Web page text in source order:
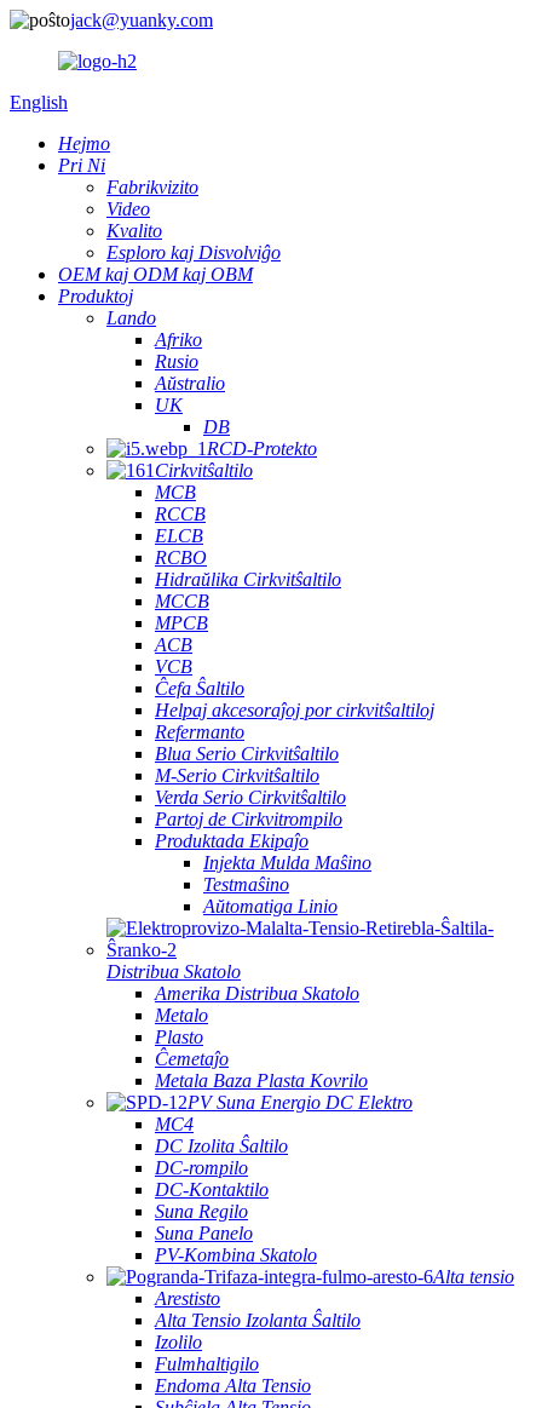
jack@yuanky.com
English
Hejmo
Pri Ni
Fabrikvizito
Video
Kvalito
Esploro kaj Disvolviĝo
OEM kaj ODM kaj OBM
Produktoj
Lando
Afriko
Rusio
Aŭstralio
UK
DB
RCD-Protekto
Cirkvitŝaltilo
MCB
RCCB
ELCB
RCBO
Hidraŭlika Cirkvitŝaltilo
MCCB
MPCB
ACB
VCB
Ĉefa Ŝaltilo
Helpaj akcesoraĵoj por cirkvitŝaltiloj
Refermanto
Blua Serio Cirkvitŝaltilo
M-Serio Cirkvitŝaltilo
Verda Serio Cirkvitŝaltilo
Partoj de Cirkvitrompilo
Produktada Ekipaĵo
Injekta Mulda Maŝino
Testmaŝino
Aŭtomatiga Linio
Distribua Skatolo
Amerika Distribua Skatolo
Metalo
Plasto
Ĉemetaĵo
Metala Baza Plasta Kovrilo
PV Suna Energio DC Elektro
MC4
DC Izolita Ŝaltilo
DC-rompilo
DC-Kontaktilo
Suna Regilo
Suna Panelo
PV-Kombina Skatolo
Alta tensio
Arestisto
Alta Tensio Izolanta Ŝaltilo
Izolilo
Fulmhaltigilo
Endoma Alta Tensio